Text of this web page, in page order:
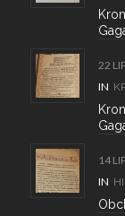
22
IN
14
IN